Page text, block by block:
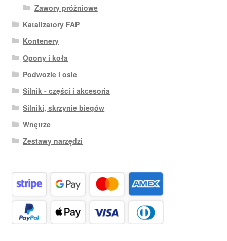
Zawory próżniowe
Katalizatory FAP
Kontenery
Opony i koła
Podwozie i osie
Silnik - części i akcesoria
Silniki, skrzynie biegów
Wnętrze
Zestawy narzędzi